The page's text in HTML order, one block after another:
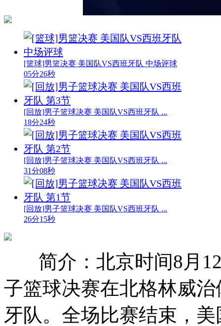
[篮球]男篮决赛 美国队VS西班牙队 中场评球
05分26秒
[回放]男子篮球决赛 美国队VS西班牙队 ...
18分24秒
[回放]男子篮球决赛 美国队VS西班牙队 ...
31分08秒
[回放]男子篮球决赛 美国队VS西班牙队 ...
26分15秒
简介：北京时间8月
子篮球决赛在北格林威
牙队。全场比赛结束，